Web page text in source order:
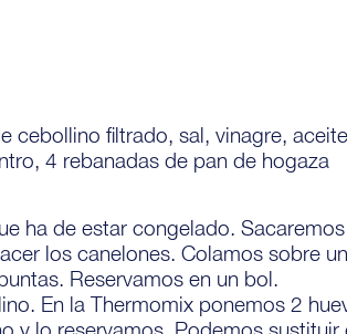
cebollino filtrado, sal, vinagre,
4 rebanadas de pan de hogaza
ha de estar congelado.
los canelones. Colamos sobre
Reservamos en un bol.
En la Thermomix ponemos 2
y lo reservamos. Podemos